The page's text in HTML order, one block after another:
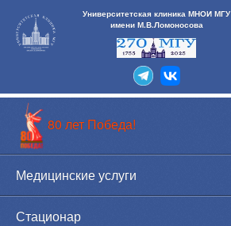
Университетская клиника МНОИ МГУ
имени М.В.Ломоносова
80 лет Победа!
Медицинские услуги
Стационар